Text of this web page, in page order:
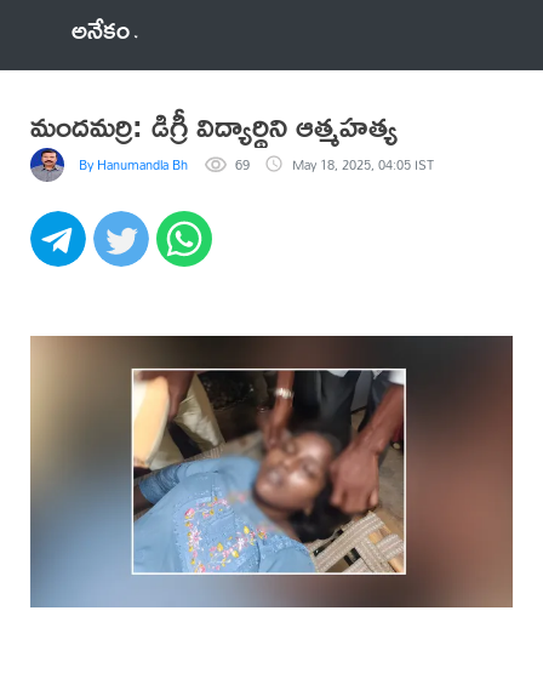
అనేకం
మందమర్రి: డిగ్రీ విద్యార్థిని ఆత్మహత్య
By Hanumandla Bhadraiah 69 May 18, 2025, 04:05 IST